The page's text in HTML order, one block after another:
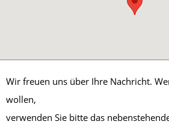
Wir freuen uns über Ihre Nachricht.
wollen,
verwenden Sie bitte das